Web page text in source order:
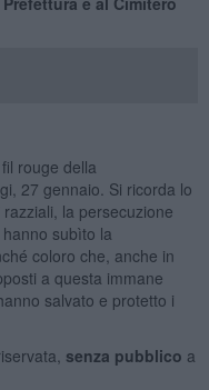
rouge della
27 gennaio. Si ricorda lo
razziali, la persecuzione
subìto la
coloro che, anche in
a questa immane
salvato e protetto i
senza pubblico a